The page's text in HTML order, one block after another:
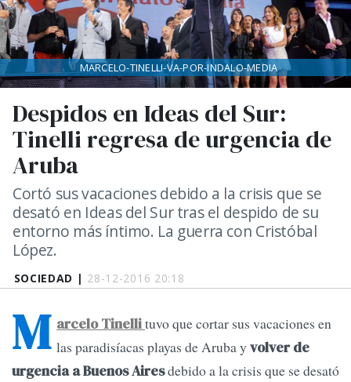
SOCIEDAD | 28-12-2016 20:18
Despidos en Ideas del Sur:
Tinelli regresa de urgencia de
Aruba
Cortó sus vacaciones debido a la crisis que se
desató en Ideas del Sur tras el despido de su
entorno más íntimo. La guerra con Cristóbal
López.
MARCELO-TINELLI-VA-POR-INDALO-MEDIA
M arcelo Tinellituvo que cortar sus vacaciones en
las paradisíacas playas de Aruba y volver de
urgencia a Buenos Airesdebido a la crisis que se desató